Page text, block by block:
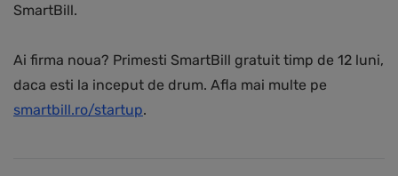
SmartBill.
Ai firma noua? Primesti SmartBill gratuit timp de 12 luni,
daca esti la inceput de drum. Afla mai multe pe
smartbill.ro/startup.